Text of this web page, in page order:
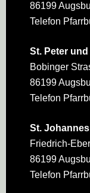
86199
Telefon
St. Peter und
Bobinger
86199
Telefon
St.
Friedrich-
86199
Telefon